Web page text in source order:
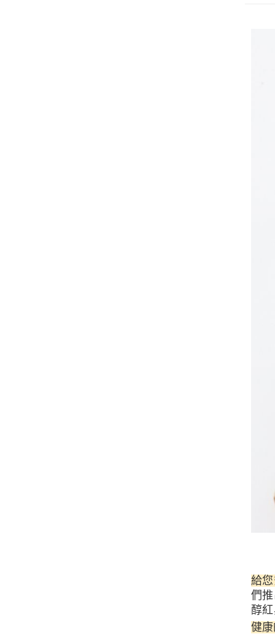
給
們
醇
健